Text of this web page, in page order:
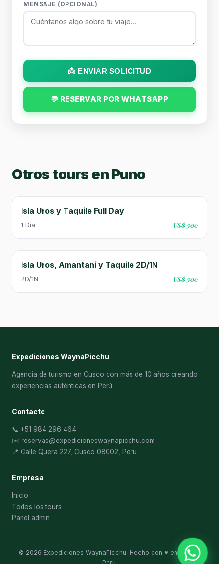
MENSAJE (OPCIONAL)
📩 ENVIAR SOLICITUD
💬 RESERVAR POR WHATSAPP
Otros tours en Puno
Isla Uros y Taquile Full Day
1 Día US$ 300
Isla Uros, Amantani y Taquile 2D/1N
2D/1N US$ 300
Expediciones WaynaPicchu
Agencia de turismo en Cusco con más de 10 años creando
experiencias auténticas en Perú.
Contacto
📞 +51 984 296 464
✉️ reservas@expedicioneswaynapicchu.com
📍 Calle Quera 227, Cusco 08002, Peru
Empresa
Inicio
Todos los tours
Panel admin
© 2026 Expediciones WaynaPicchu. Hecho con ♥ en Cusco,
Peru.